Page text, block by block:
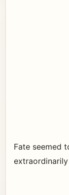
Fate seemed